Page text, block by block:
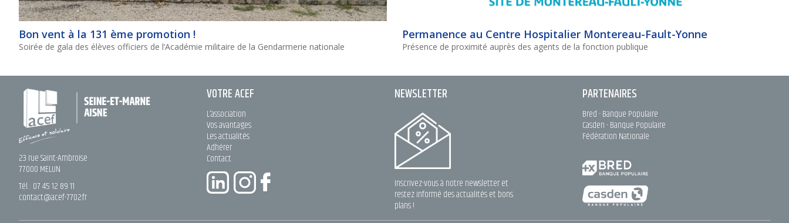
Bon vent à la 131 ème promotion !
Soirée de gala des élèves officiers de l’Académie militaire de la Gendarmerie nationale
Permanence au Centre Hospitalier Montereau-Fault-Yonne
Présence de proximité auprès des agents de la fonction publique
23 rue Saint-Ambroise
77000 MELUN
Tél. : 07 45 12 89 11
contact@acef-7702.fr
VOTRE ACEF
L’association
Vos avantages
Les actualités
Adhérer
Contact
NEWSLETTER
Inscrivez-vous à notre newsletter et
restez informé des actualités et bons
plans !
PARTENAIRES
Bred - Banque Populaire
Casden - Banque Populaire
Fédération Nationale